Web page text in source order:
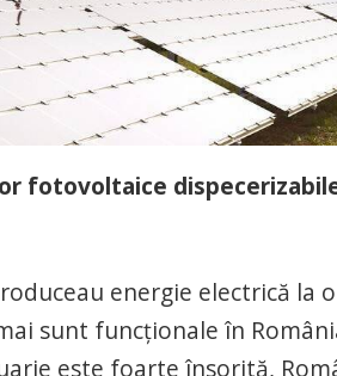
fotovoltaice
energie electrică la o
sunt funcționale în
este foarte însorită,